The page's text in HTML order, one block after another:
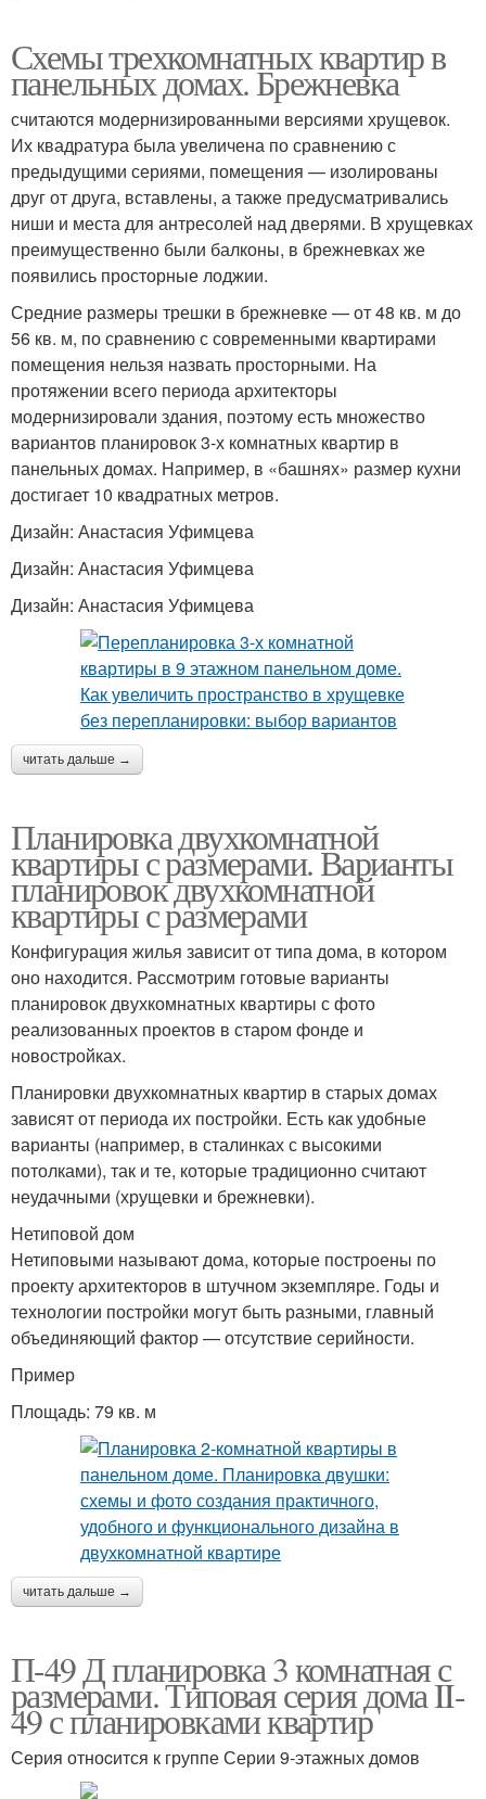
Схемы трехкомнатных квартир в
панельных домах. Брежневка
считаются модернизированными версиями хрущевок.
Их квадратура была увеличена по сравнению с
предыдущими сериями, помещения — изолированы
друг от друга, вставлены, а также предусматривались
ниши и места для антресолей над дверями. В хрущевках
преимущественно были балконы, в брежневках же
появились просторные лоджии.
Средние размеры трешки в брежневке — от 48 кв. м до
56 кв. м, по сравнению с современными квартирами
помещения нельзя назвать просторными. На
протяжении всего периода архитекторы
модернизировали здания, поэтому есть множество
вариантов планировок 3-х комнатных квартир в
панельных домах. Например, в «башнях» размер кухни
достигает 10 квадратных метров.
Дизайн: Анастасия Уфимцева
Дизайн: Анастасия Уфимцева
Дизайн: Анастасия Уфимцева
читать дальше →
Планировка двухкомнатной
квартиры с размерами. Варианты
планировок двухкомнатной
квартиры с размерами
Конфигурация жилья зависит от типа дома, в котором
оно находится. Рассмотрим готовые варианты
планировок двухкомнатных квартиры с фото
реализованных проектов в старом фонде и
новостройках.
Планировки двухкомнатных квартир в старых домах
зависят от периода их постройки. Есть как удобные
варианты (например, в сталинках с высокими
потолками), так и те, которые традиционно считают
неудачными (хрущевки и брежневки).
Нетиповой дом
Нетиповыми называют дома, которые построены по
проекту архитекторов в штучном экземпляре. Годы и
технологии постройки могут быть разными, главный
объединяющий фактор — отсутствие серийности.
Пример
Площадь: 79 кв. м
читать дальше →
П-49 Д планировка 3 комнатная с
размерами. Типовая серия дома II-
49 с планировками квартир
Серия отноcится к группе Серии 9-этажных домов